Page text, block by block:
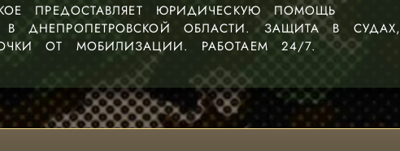
ПРЕДОСТАВЛЯЕТ ЮРИДИЧЕСКУЮ ПОМОЩЬ
ДНЕПРОПЕТРОВСКОЙ ОБЛАСТИ. ЗАЩИТА В СУДАХ,
ОТ МОБИЛИЗАЦИИ. РАБОТАЕМ 24/7.